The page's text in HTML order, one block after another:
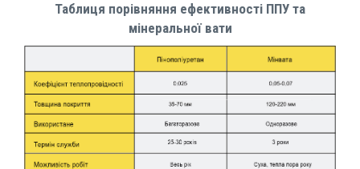
Таблиця порівняння ефективності ППУ та
мінеральної вати